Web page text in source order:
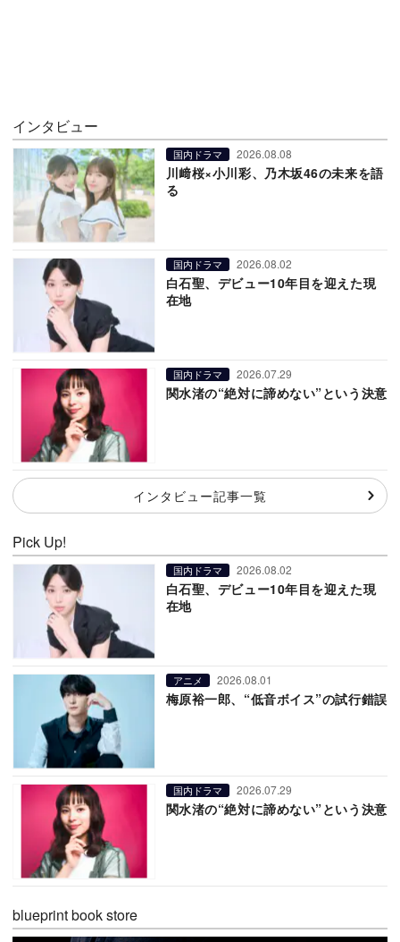
インタビュー
国内ドラマ 2026.08.08
川﨑桜×小川彩、乃木坂46の未来を語
る
国内ドラマ 2026.08.02
白石聖、デビュー10年目を迎えた現
在地
国内ドラマ 2026.07.29
関水渚の“絶対に諦めない”という決意
インタビュー記事一覧
Pick Up!
国内ドラマ 2026.08.02
白石聖、デビュー10年目を迎えた現
在地
アニメ 2026.08.01
梅原裕一郎、“低音ボイス”の試行錯誤
国内ドラマ 2026.07.29
関水渚の“絶対に諦めない”という決意
blueprint book store